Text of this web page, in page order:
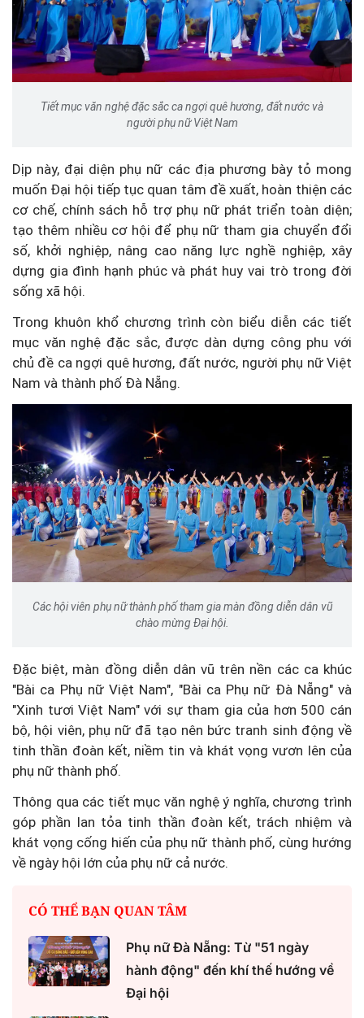
Tiết mục văn nghệ đặc sắc ca ngợi quê hương, đất nước và
người phụ nữ Việt Nam
Dịp này, đại diện phụ nữ các địa phương bày tỏ mong
muốn Đại hội tiếp tục quan tâm đề xuất, hoàn thiện các
cơ chế, chính sách hỗ trợ phụ nữ phát triển toàn diện;
tạo thêm nhiều cơ hội để phụ nữ tham gia chuyển đổi
số, khởi nghiệp, nâng cao năng lực nghề nghiệp, xây
dựng gia đình hạnh phúc và phát huy vai trò trong đời
sống xã hội.
Trong khuôn khổ chương trình còn biểu diễn các tiết
mục văn nghệ đặc sắc, được dàn dựng công phu với
chủ đề ca ngợi quê hương, đất nước, người phụ nữ Việt
Nam và thành phố Đà Nẵng.
Các hội viên phụ nữ thành phố tham gia màn đồng diễn dân vũ
chào mừng Đại hội.
Đặc biệt, màn đồng diễn dân vũ trên nền các ca khúc
"Bài ca Phụ nữ Việt Nam", "Bài ca Phụ nữ Đà Nẵng" và
"Xinh tươi Việt Nam" với sự tham gia của hơn 500 cán
bộ, hội viên, phụ nữ đã tạo nên bức tranh sinh động về
tinh thần đoàn kết, niềm tin và khát vọng vươn lên của
phụ nữ thành phố.
Thông qua các tiết mục văn nghệ ý nghĩa, chương trình
góp phần lan tỏa tinh thần đoàn kết, trách nhiệm và
khát vọng cống hiến của phụ nữ thành phố, cùng hướng
về ngày hội lớn của phụ nữ cả nước.
CÓ THỂ BẠN QUAN TÂM
Phụ nữ Đà Nẵng: Từ "51 ngày
hành động" đến khí thế hướng về
Đại hội